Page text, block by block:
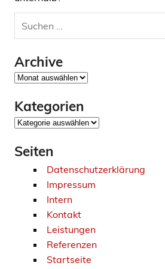
Archive
Archive
Kategorien
Kategorien
Seiten
Datenschutzerklärung
Impressum
Intern
Kontakt
Leistungen
Referenzen
Startseite